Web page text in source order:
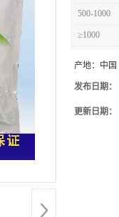
500-1000
≥1000
产地： 中国
发布日期：
更新日期：